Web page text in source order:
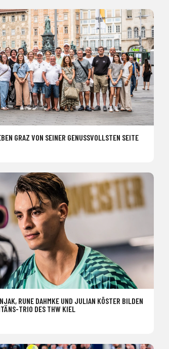
GRAZ VON SEINER GENUSSVOLLSTEN SEITE
RUNE DAHMKE UND JULIAN KÖSTER BILDEN
TRIO DES THW KIEL